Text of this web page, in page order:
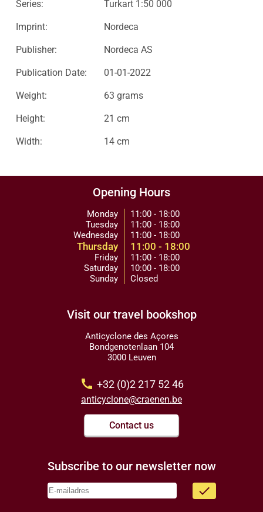
Series: Turkart 1:50 000
Imprint: Nordeca
Publisher: Nordeca AS
Publication Date: 01-01-2022
Weight: 63 grams
Height: 21 cm
Width: 14 cm
Opening Hours
Monday
Tuesday
Wednesday
Thursday
Friday
Saturday
Sunday
11:00 - 18:00
11:00 - 18:00
11:00 - 18:00
11:00 - 18:00
11:00 - 18:00
10:00 - 18:00
Closed
Visit our travel bookshop
Anticyclone des Açores
Bondgenotenlaan 104
3000 Leuven
call +32 (0)2 217 52 46
anticyclone@craenen.be
Contact us
Subscribe to our newsletter now
done